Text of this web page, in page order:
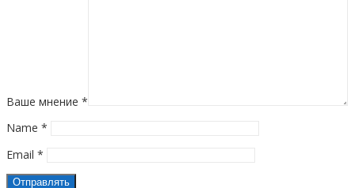
Ваше мнение *
Name *
Email *